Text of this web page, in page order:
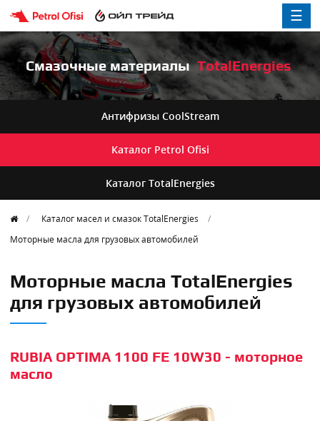
☰
Смазочные материалыTotalEnergies
Антифризы CoolStream
Каталог Petrol Ofisi
Каталог TotalEnergies
Каталог масел и смазок TotalEnergies
Моторные масла для грузовых автомобилей
Моторные масла TotalEnergies
для грузовых автомобилей
RUBIA OPTIMA 1100 FE 10W30 - моторное
масло